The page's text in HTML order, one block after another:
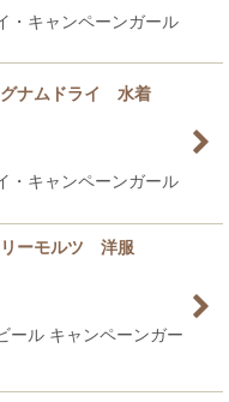
キャンペーンガール
ナムドライ 水着
キャンペーンガール
ーモルツ 洋服
ル キャンペーンガー